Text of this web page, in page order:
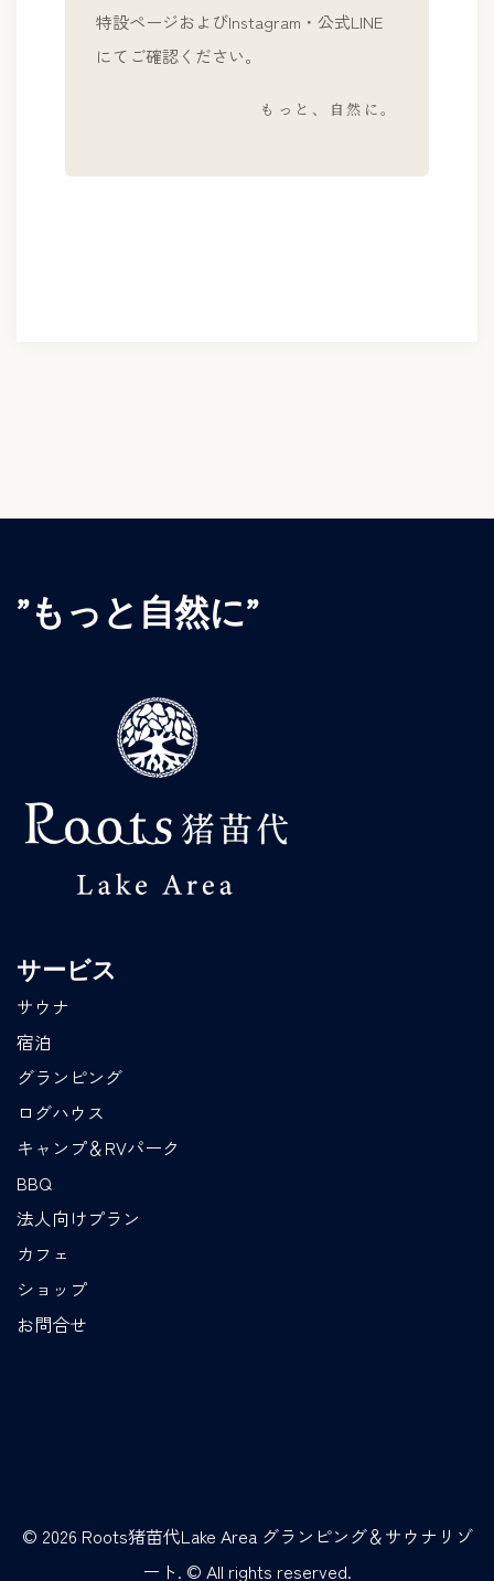
特設ページおよびInstagram・公式LINE
にてご確認ください。
もっと、自然に。
”もっと自然に”
サービス
サウナ
宿泊
グランピング
ログハウス
キャンプ＆RVパーク
BBQ
法人向けプラン
カフェ
ショップ
お問合せ
© 2026 Roots猪苗代Lake Area グランピング＆サウナリゾ
ート. © All rights reserved.